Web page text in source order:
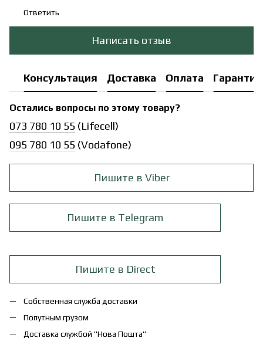
Ответить
Написать отзыв
Консультация Доставка Оплата Гарантия
Остались вопросы по этому товару?
073 780 10 55 (Lifecell)
095 780 10 55 (Vodafone)
Пишите в Viber
Пишите в Telegram
Пишите в Direct
Собственная служба доставки
Попутным грузом
Доставка службой "Нова Пошта"